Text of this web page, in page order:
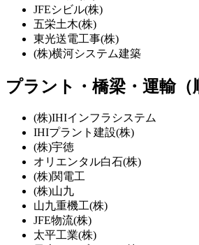
JFEシビル(株)
五栄土木(株)
東光送電工事(株)
(株)横河システム建築
プラント・橋梁・運輸（
(株)IHIインフラシステム
IHIプラント建設(株)
(株)宇徳
オリエンタル白石(株)
(株)関電工
(株)山九
山九重機工(株)
JFE物流(株)
太平工業(株)